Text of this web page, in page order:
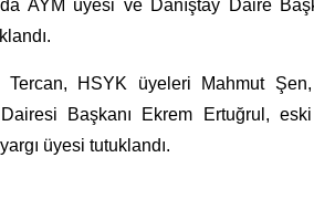
AYM üyesi ve Danıştay Daire
HSYK üyeleri Mahmut
Başkanı Ekrem Ertuğrul,
üyesi tutuklandı.